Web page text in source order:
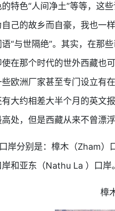
特色“人间净土”等等，这
己的故乡而自豪，我也一
“与世隔绝”。其实，在那
在那个时代的世外西藏也
欧洲厂家甚至专门设立有
大约相差大半个月的英文
处，但是西藏从来不曾漂
岸分别是：樟木（Zham）
和亚东（Nathu La ）口岸。
樟